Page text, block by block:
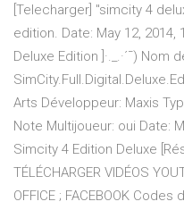
[Telecharger] "simcity 4
edition. Date: May 12, 2014,
Deluxe Edition ]·._.·´¯) Nom
Arts Développeur: Maxis
Note Multijoueur: oui Date:
Simcity 4 Edition Deluxe
TÉLÉCHARGER VIDÉOS
OFFICE ; FACEBOOK